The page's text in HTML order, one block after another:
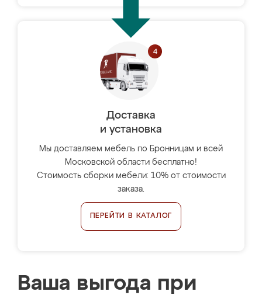
Доставка
и установка
Мы доставляем мебель по Бронницам и всей
Московской области бесплатно!
Стоимость сборки мебели: 10% от стоимости
заказа.
ПЕРЕЙТИ В КАТАЛОГ
Ваша выгода при